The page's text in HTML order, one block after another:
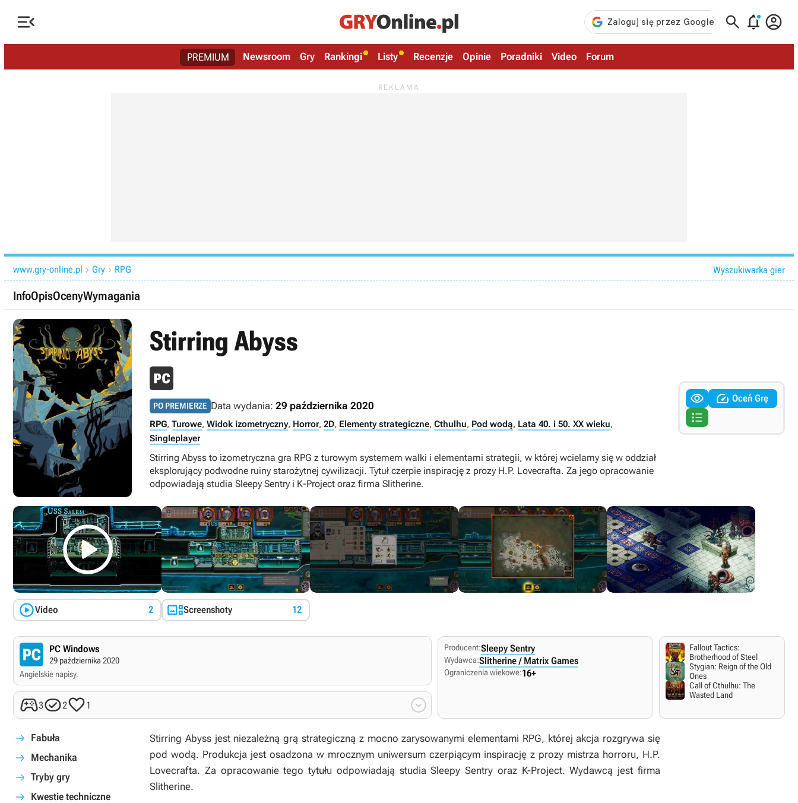
   
PREMIUM Newsroom Gry Rankingi Listy Recenzje Opinie Poradniki Video Forum
www.gry-online.pl  Gry  RPG Wyszukiwarka gier
InfoOpisOcenyWymagania
Stirring Abyss
PO PREMIERZE Data wydania: 29 października 2020
RPG, Turowe, Widok izometryczny, Horror, 2D, Elementy strategiczne, Cthulhu, Pod wodą, Lata 40. i 50. XX wieku,
Singleplayer
Stirring Abyss to izometryczna gra RPG z turowym systemem walki i elementami strategii, w której wcielamy się w oddział
eksplorujący podwodne ruiny starożytnej cywilizacji. Tytuł czerpie inspirację z prozy H.P. Lovecrafta. Za jego opracowanie
odpowiadają studia Sleepy Sentry i K-Project oraz firma Slitherine.
  Oceń Grę


Video 2 Screenshoty 12
PC Windows
29 października 2020
Angielskie napisy.
321 
Producent:Sleepy Sentry
Wydawca:Slitherine / Matrix Games
Ograniczenia wiekowe:16+
Fallout Tactics:
Brotherhood of Steel
Stygian: Reign of the Old
Ones
Call of Cthulhu: The
Wasted Land
Fabuła
Mechanika
Tryby gry
Kwestie techniczne
Stirring Abyssjest niezależną grą strategiczną z mocno zarysowanymi elementami RPG, której akcja rozgrywa się
pod wodą. Produkcja jest osadzona w mrocznym uniwersum czerpiącym inspirację z prozy mistrza horroru, H.P.
Lovecrafta. Za opracowanie tego tytułu odpowiadają studia Sleepy Sentry oraz K-Project. Wydawcą jest firma
Slitherine.